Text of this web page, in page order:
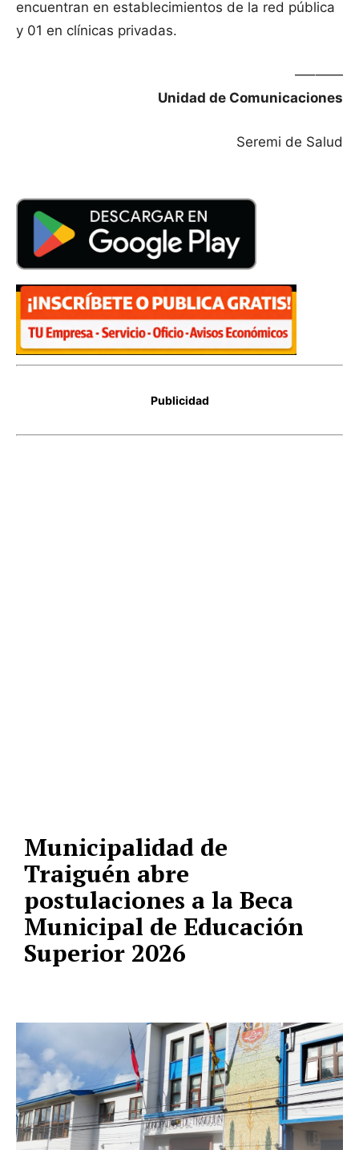
encuentran en establecimientos de la red pública
y 01 en clínicas privadas.
—–——
Unidad de Comunicaciones
Seremi de Salud
Publicidad